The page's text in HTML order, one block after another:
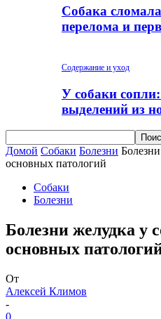
Собака
перелома и
Содержание и уход
У собаки
выделений из
Домой Собаки Болезни
основных патологий
Собаки
Болезни
Болезни желудка у
основных
От
Алексей Климов
-
0